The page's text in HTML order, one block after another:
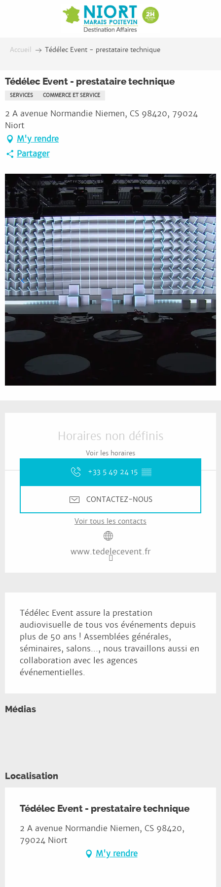
Accueil Tédélec Event - prestataire technique
Tédélec Event - prestataire technique
SERVICES COMMERCE ET SERVICE
2 A avenue Normandie Niemen, CS 98420, 79024
Niort
M'y rendre
Partager
Horaires non définis
Voir les horaires
+33 5 49 24 15 ▒▒
CONTACTEZ-NOUS
Voir tous les contacts
www.tedelecevent.fr
Tédélec Event assure la prestation
audiovisuelle de tous vos événements depuis
plus de 50 ans ! Assemblées générales,
séminaires, salons..., nous travaillons aussi en
collaboration avec les agences
événementielles.
Médias
©
©
Localisation
Tédélec Event - prestataire technique
2 A avenue Normandie Niemen, CS 98420,
79024 Niort
M'y rendre